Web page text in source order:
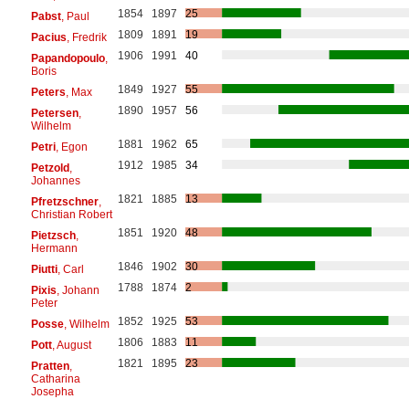
Pabst, Paul 1854 1897
25
Pacius , Fredrik 1809 1891
19
Papandopoulo,
Boris
1906 1991 40
Peters , Max 1849 1927
55
Petersen,
Wilhelm
1890 1957 56
Petri, Egon 1881 1962
65
Petzold,
Johannes
1912 1985 34
Pfretzschner,
Christian Robert
1821 1885 13
Pietzsch,
Hermann
1851 1920 48
Piutti, Carl 1846 1902
30
Pixis , Johann
Peter
1788 1874 2
Posse, Wilhelm 1852 1925
53
Pott, August 1806 1883
11
Pratten,
Catharina
Josepha
1821 1895 23